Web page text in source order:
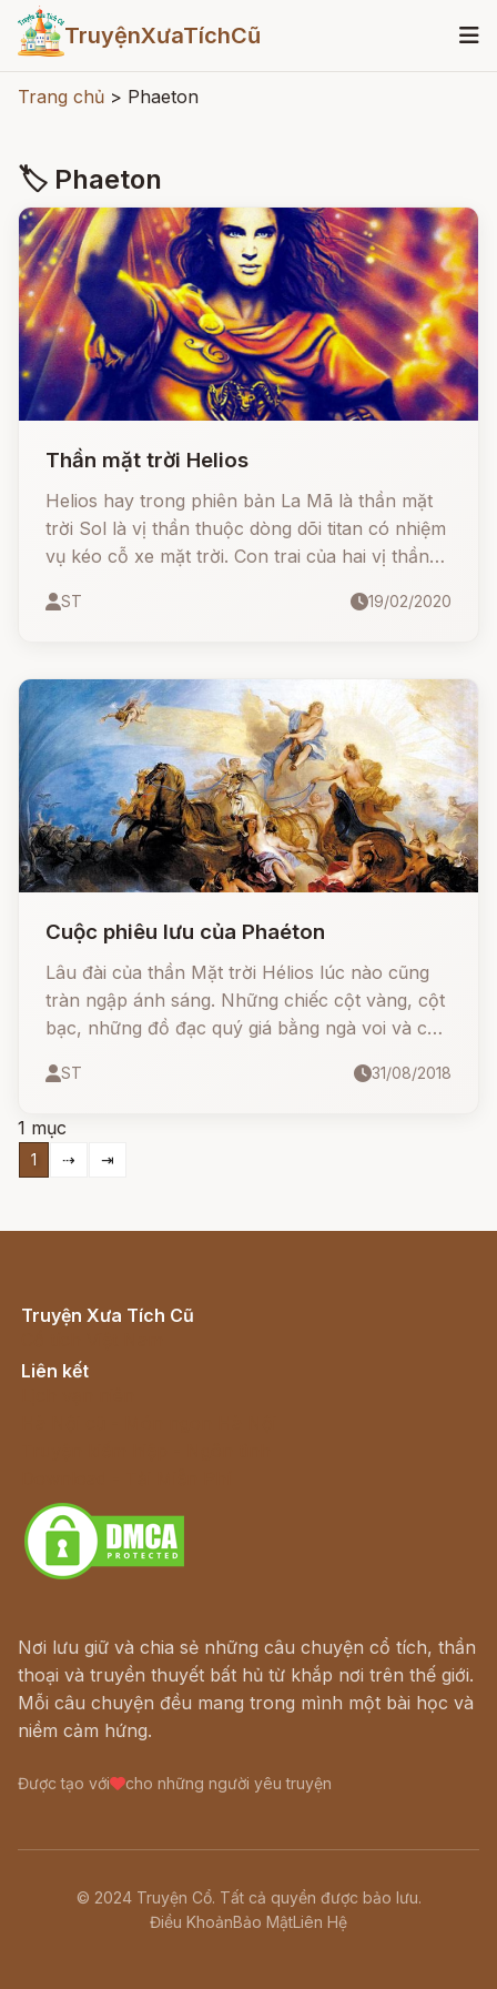
TruyệnXưaTíchCũ
Trang chủ > Phaeton
🏷 Phaeton
Thần mặt trời Helios
Helios hay trong phiên bản La Mã là thần mặt
trời Sol là vị thần thuộc dòng dõi titan có nhiệm
vụ kéo cỗ xe mặt trời. Con trai của hai vị thần
hai nữ thần ánh sáng khác là Eos (bình minh)
ST 19/02/2020
Cuộc phiêu lưu của Phaéton
Lâu đài của thần Mặt trời Hélios lúc nào cũng
tràn ngập ánh sáng. Những chiếc cột vàng, cột
bạc, những đồ đạc quý giá bằng ngà voi và các
lúc nào cũng óng ánh, sáng rực lên như khoe
ST 31/08/2018
1 mục
1 ⇢ ⇥
Truyện Xưa Tích Cũ
Liên kết
Nơi lưu giữ và chia sẻ những câu chuyện cổ tích, thần
thoại và truyền thuyết bất hủ từ khắp nơi trên thế giới.
Mỗi câu chuyện đều mang trong mình một bài học và
niềm cảm hứng.
Được tạo với cho những người yêu truyện
© 2024 Truyện Cổ. Tất cả quyền được bảo lưu.
Điều KhoảnBảo MậtLiên Hệ